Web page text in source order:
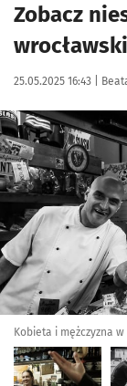
Zobacz
Data publikacji:
25.05.2025 16:43 |
Kliknij, aby
Kobieta i mężczyzna